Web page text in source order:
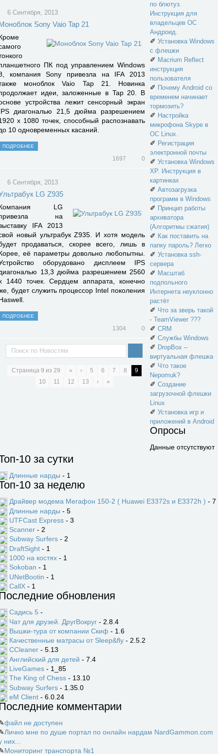
6 Сентября, 2013
Sony Vaio Tap 21
ПК под управлением Windows
компания Sony привезла на IFA 2013
моноблок Vaio Tap 21. Новинка
идеи, заложенные в Tap 20. В
устройства лежит сенсорный экран
диагональю 21,5 дюйма разрешением
х 1080 точек, способный распознавать
10 одновременных касаний.
ПОДРОБНЕЕ
1697 0
6 Сентября, 2013
LG Z935
LG
на
IFA 2013
новый ультрабук Z935. И хотя модель
продаваться, скорее всего, лишь в
её параметры довольно любопытны.
оборудовано дисплеем IPS
13,3 дюйма разрешением 2560
1440 точек. Сердцем аппарата, конечно
будет служить процессор Intel поколения
ПОДРОБНЕЕ
1304 0
Страница 9 из 29 « ‹ 5 6 7 8
9
10
11 12 13 › »
по блютуз.
Инструкция для
владельцев ОС
Андроид.
✐ Установка Windows
с флешки
✐ Macrium Reflect
инструкция
пользователя
✐ Почему Android со
временем начинает
тормозить?
✐ Настройка
микрофона Skype в
ОС Linux.
✐ Регистрация
электронной почты
✐ Установка Windows
XP. Инструкция в
картинках
✐ Автозагрузка
программ в Windows
✐ Принцип работы
архиватора
(Алгоритмы сжатия)
✐ Как поставить на
папку пароль? Легко
✐ Установка ssh-
сервера
✐ Масштаб
подпольного
Интернета неуклонно
растёт
✐ Что за зверь такой
- TeamViewer ???
✐ CRM
✐ Службы Windows
✐ DropBox –
виртуальная флешка
✐ Что такое
Nepomuk?
✐ Создание
загрузочной флешки
Linux
✐ Установка игр и
приложений в Android
Опросы
Данные отсутствуют
10 за сутки
Длинные нарды - 1
10 за неделю
Драйвер модема Мегафон 150-2 ( Huawei E3372s и E3372h ) - 7
Длинные нарды - 5
UTFCast Express - 3
Scanner - 2
Subway Surfers - 2
DraftSight - 1
1000 на костях - 1
Sokoban - 1
UNetBootin - 1
CallX - 1
обновления
Садись 5 -
Чат для друзей. ДругВокруг - 2.8.4
Вышки-тура от компании Скиф - 1.6
Качественные матрасы от Sleep&fly - 2.5.2
CCleaner - 5.13
Английский для детей - 7.4
LiveGames - 1_85
The King of Chess - 13.10
Subway Surfers - 1.35.0
eM Client - 6.0.24
комментарии
файл не доступен
Лично мне по душе портал по онлайн нардам NardGammon.com
них...
Мониторинг транспорта №1